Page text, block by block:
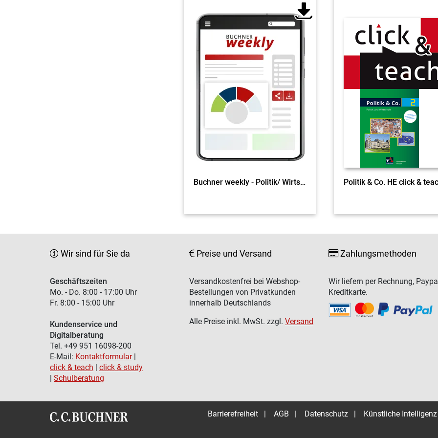
Buchner weekly - Politik/ Wirtschaft
Wir sind für Sie da
Geschäftszeiten
Mo. - Do. 8:00 - 17:00 Uhr
Fr. 8:00 - 15:00 Uhr
Kundenservice und
Digitalberatung
Tel. +49 951 16098-200
E-Mail: Kontaktformular|
click & teach | click & study
| Schulberatung
Preise und Versand
Versandkostenfrei bei Webshop-
Bestellungen von Privatkunden
innerhalb Deutschlands
Alle Preise inkl. MwSt. zzgl. Versand
Zahlungsmethoden
Wir liefern per Rechnung,
Kreditkarte.
Barrierefreiheit | AGB | Datenschutz | Künstliche Intelligenz